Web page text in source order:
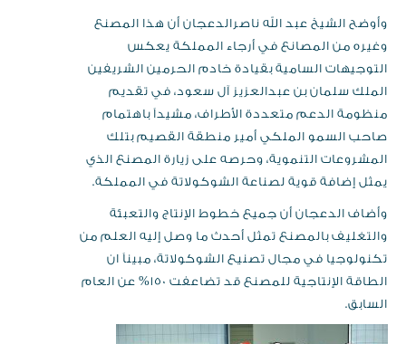
وأوضح الشيخ عبد الله ناصرالدعجان أن هذا المصنع
وغيره من المصانع في أرجاء المملكة يعكس
التوجيهات السامية بقيادة خادم الحرمين الشريفين
الملك سلمان بن عبدالعزيز آل سعود، في تقديم
منظومة الدعم متعددة الأطراف، مشيداً باهتمام
صاحب السمو الملكي أمير منطقة القصيم بتلك
المشروعات التنموية، وحرصه على زيارة المصنع الذي
يمثل إضافة قوية لصناعة الشوكولاتة في المملكة.
وأضاف الدعجان أن جميع خطوط الإنتاج والتعبئة
والتغليف بالمصنع تمثل أحدث ما وصل إليه العلم من
تكنولوجيا في مجال تصنيع الشوكولاتة، مبيناً ان
الطاقة الإنتاجية للمصنع قد تضاعفت 150% عن العام
السابق.